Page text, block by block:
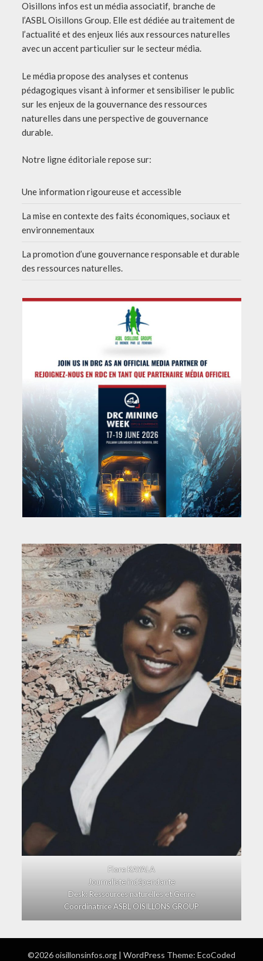
Oisillons infos est un média associatif, branche de
l’ASBL Oisillons Group. Elle est dédiée au traitement de
l’actualité et des enjeux liés aux ressources naturelles
avec un accent particulier sur le secteur média.
Le média propose des analyses et contenus
pédagogiques visant à informer et sensibiliser le public
sur les enjeux de la gouvernance des ressources
naturelles dans une perspective de gouvernance
durable.
Notre ligne éditoriale repose sur:
Une information rigoureuse et accessible
La mise en contexte des faits économiques, sociaux et
environnementaux
La promotion d’une gouvernance responsable et durable
des ressources naturelles.
Flore KAYALA
Journaliste indépendante
Desk: Ressources naturelles et Genre
Coordinatrice ASBL OISILLONS GROUP
©2026 oisillonsinfos.org | WordPress Theme: EcoCoded